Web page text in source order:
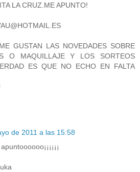
LA CRUZ.ME APUNTO!
GUSTAN LAS NOVEDADES SOBRE
O MAQUILLAJE Y LOS SORTEOS
ES QUE NO ECHO EN FALTA
de 2011 a las 15:58